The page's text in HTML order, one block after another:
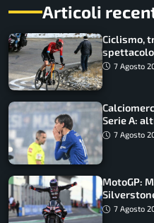
Articoli
Ciclismo,
come
7 Agosto
Serie A:
7 Agosto
MotoGP:
7 Agosto